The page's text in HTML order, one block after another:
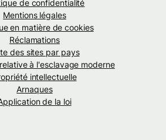
de confidentialité
Mentions légales
en matière de cookies
Réclamations
des sites par pays
à l'esclavage moderne
intellectuelle
Arnaques
de la loi